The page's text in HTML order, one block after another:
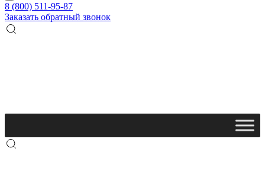
8 (800) 511-95-87
Заказать обратный звонок